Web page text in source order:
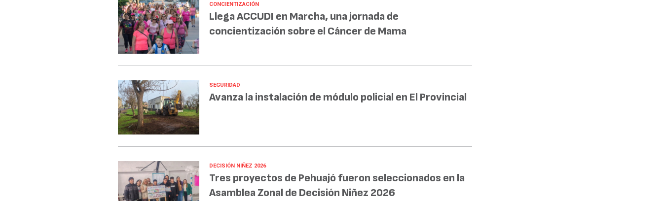
CONCIENTIZACIÓN
Llega ACCUDI en Marcha, una jornada de
concientización sobre el Cáncer de Mama
SEGURIDAD
Avanza la instalación de módulo policial en El Provincial
DECISIÓN NIÑEZ 2026
Tres proyectos de Pehuajó fueron seleccionados en la
Asamblea Zonal de Decisión Niñez 2026